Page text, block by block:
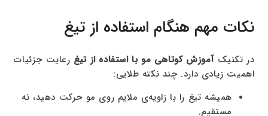
نکات مهم هنگام استفاده از تیغ
در تکنیک آموزش کوتاهی مو با استفاده از تیغ رعایت جزئیات
اهمیت زیادی دارد. چند نکته طلایی:
همیشه تیغ را با زاویه‌ی ملایم روی مو حرکت دهید، نه
مستقیم.